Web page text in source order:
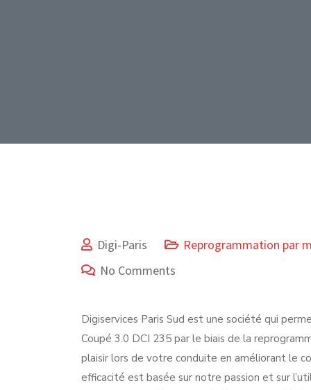
Digi-Paris
Reprogrammation par
No Comments
Digiservices Paris Sud est une société qui
Coupé 3.0 DCI 235 par le biais de la
plaisir lors de votre conduite en améliorant le
efficacité est basée sur notre passion et sur